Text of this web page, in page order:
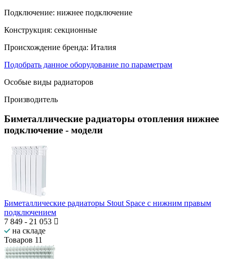
Подключение: нижнее подключение
Конструкция: секционные
Происхождение бренда: Италия
Подобрать данное оборудование по параметрам
Особые виды радиаторов
Производитель
Биметаллические радиаторы отопления нижнее
подключение - модели
Биметаллические радиаторы Stout Space с нижним правым
подключением
7 849 - 21 053
на складе
Товаров 11